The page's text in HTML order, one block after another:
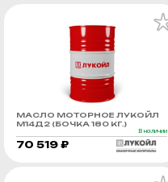
МАСЛО МОТОРНОЕ ЛУКОЙЛ
М14Д2 (БОЧКА 180 КГ.)
В наличии
70 519 ₽